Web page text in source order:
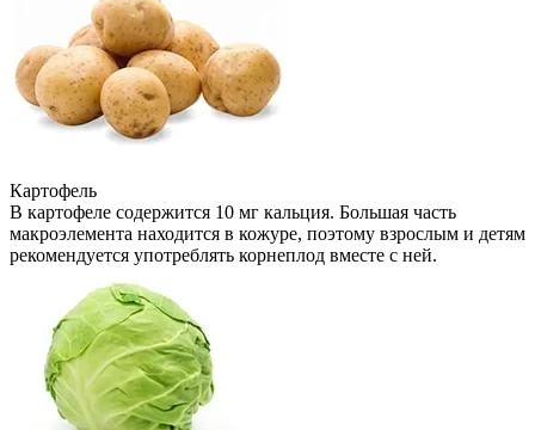
Картофель
В картофеле содержится 10 мг кальция. Большая часть
макроэлемента находится в кожуре, поэтому взрослым и детям
рекомендуется употреблять корнеплод вместе с ней.